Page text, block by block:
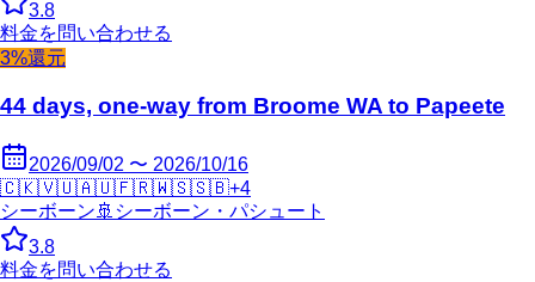
3.8
料金を問い合わせる
3%還元
44 days, one-way from Broome WA to Papeete
2026/09/02 〜 2026/10/16
🇨🇰🇻🇺🇦🇺🇫🇷🇼🇸🇸🇧+4
シーボーン 🚢 シーボーン・パシュート
3.8
料金を問い合わせる